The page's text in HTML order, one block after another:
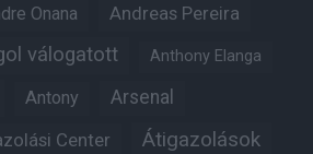
Onana Andreas Pereira
válogatott Anthony Elanga
Antony Arsenal
Center Átigazolások